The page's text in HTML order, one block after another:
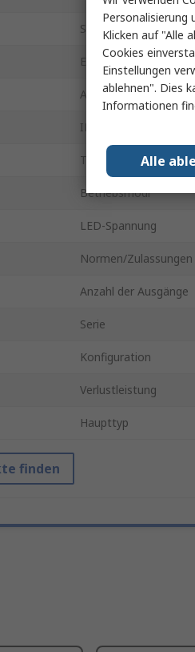
Subtyp
Eingangsspannung
Anschlusstyp
IP-Schutzart
Treiberstrom
Betriebsmodi
LED-Spannung
Normen/Zulassungen
Anzahl der Ausgänge
Serie
Konfiguration
Verlustleistung
Haupttyp
finden
Personalisierung
Klicken auf "Alle
Cookies
Einstellungen
ablehnen". Dies
Informationen
Alle